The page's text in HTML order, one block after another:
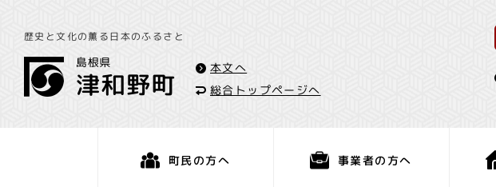
歴史と文化の薫る日本のふるさと
本文へ
総合トップページへ
町民の方へ 事業者の方へ